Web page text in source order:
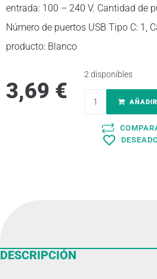
entrada: 100 – 240 V. Cantidad de
Número de puertos USB Tipo C: 1,
producto: Blanco
3,69 €
2 disponibles
DESCRIPCIÓN